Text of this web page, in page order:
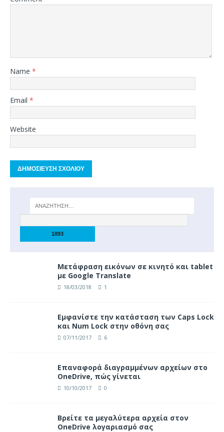
Name *
Email *
Website
Μετάφραση εικόνων σε κινητό και tablet
με Google Translate
18/03/2018 1
Eμφανίστε την κατάσταση των Caps Lock
και Num Lock στην οθόνη σας
07/11/2017 6
Επαναφορά διαγραμμένων αρχείων στο
OneDrive, πώς γίνεται
10/10/2017 0
Βρείτε τα μεγαλύτερα αρχεία στον
OneDrive λογαριασμό σας